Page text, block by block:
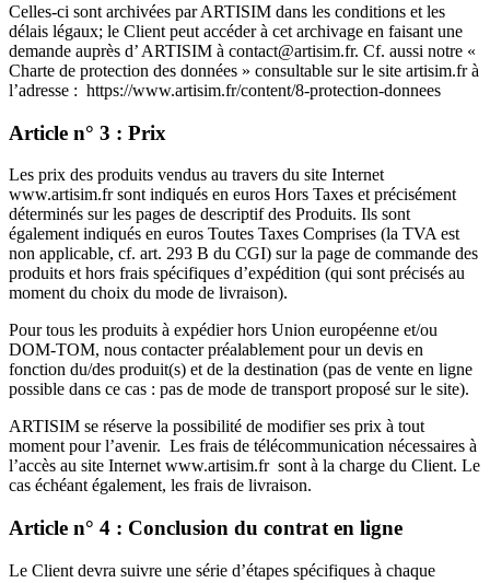
Celles-ci sont archivées par ARTISIM dans les conditions et les
délais légaux; le Client peut accéder à cet archivage en faisant une
demande auprès d’ ARTISIM à contact@artisim.fr. Cf. aussi notre «
Charte de protection des données » consultable sur le site artisim.fr à
l’adresse : https://www.artisim.fr/content/8-protection-donnees
Article n° 3 : Prix
Les prix des produits vendus au travers du site Internet
www.artisim.fr sont indiqués en euros Hors Taxes et précisément
déterminés sur les pages de descriptif des Produits. Ils sont
également indiqués en euros Toutes Taxes Comprises (la TVA est
non applicable, cf. art. 293 B du CGI) sur la page de commande des
produits et hors frais spécifiques d’expédition (qui sont précisés au
moment du choix du mode de livraison).
Pour tous les produits à expédier hors Union européenne et/ou
DOM-TOM, nous contacter préalablement pour un devis en
fonction du/des produit(s) et de la destination (pas de vente en ligne
possible dans ce cas : pas de mode de transport proposé sur le site).
ARTISIM se réserve la possibilité de modifier ses prix à tout
moment pour l’avenir. Les frais de télécommunication nécessaires à
l’accès au site Internet www.artisim.fr sont à la charge du Client. Le
cas échéant également, les frais de livraison.
Article n° 4 : Conclusion du contrat en ligne
Le Client devra suivre une série d’étapes spécifiques à chaque